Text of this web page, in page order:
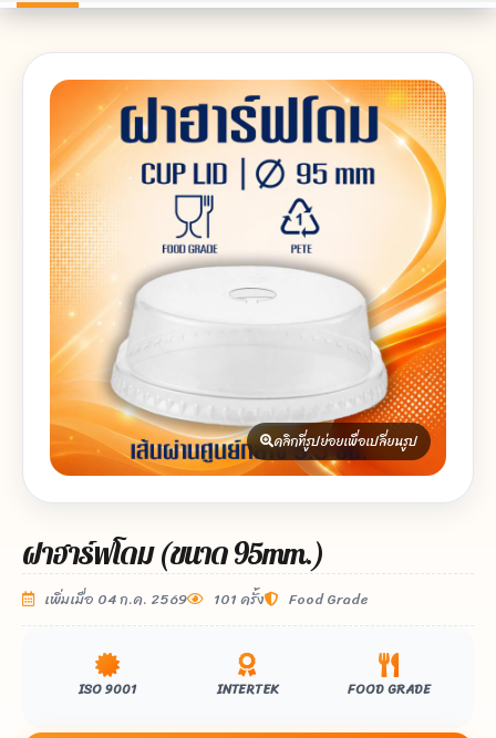
คลิกที่รูปย่อยเพื่อเปลี่ยนรูป
ฝาฮาร์ฟโดม (ขนาด 95mm.)
เพิ่มเมื่อ 04 ก.ค. 2569 101 ครั้ง Food Grade
ISO 9001 INTERTEK FOOD GRADE